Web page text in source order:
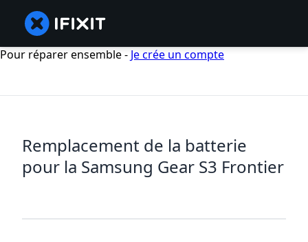
Pour réparer ensemble - Je crée un compte
Remplacement de la batterie
pour la Samsung Gear S3 Frontier